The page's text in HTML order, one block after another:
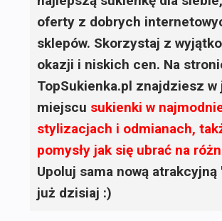
oferty z dobrych
sklepów. Skorzystaj z
okazji i niskich cen. Na
TopSukienka.pl znajdziesz w
miejscu sukienki w
stylizacjach i odmianach,
pomysły jak się ubrać na
Upoluj sama nową atrakcyjną
już dzisiaj :)